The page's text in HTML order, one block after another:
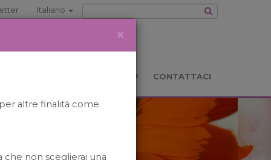
Italiano
BOOKSHOP CONTATTACI
×
altre finalità come
che non sceglierai una